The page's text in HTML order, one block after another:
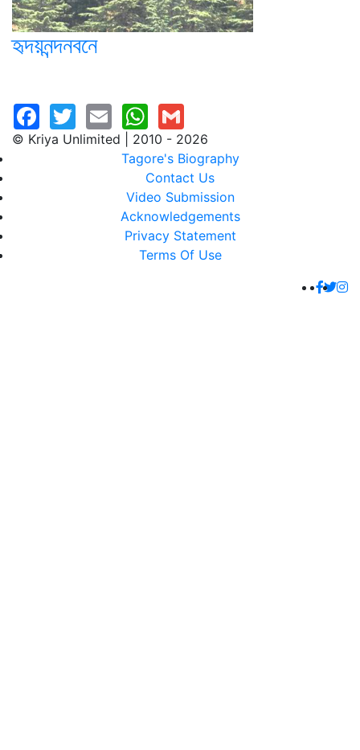
হৃদয়নন্দনবনে
© Kriya Unlimited | 2010 - 2026
Tagore's Biography
Contact Us
Video Submission
Acknowledgements
Privacy Statement
Terms Of Use